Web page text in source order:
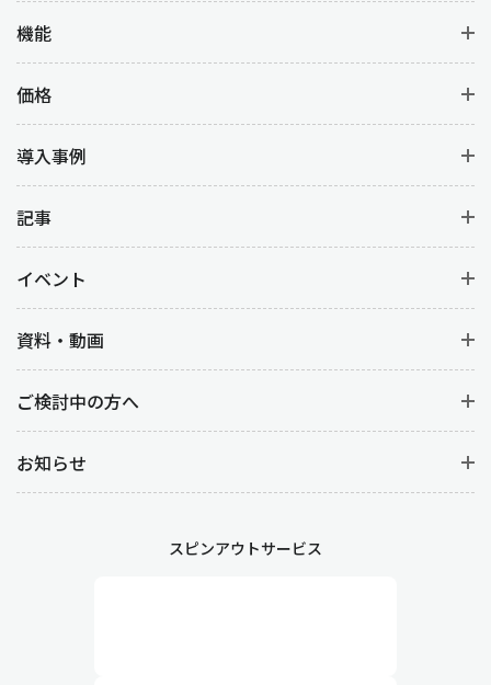
機能
価格
導入事例
記事
イベント
資料・動画
ご検討中の方へ
お知らせ
スピンアウトサービス